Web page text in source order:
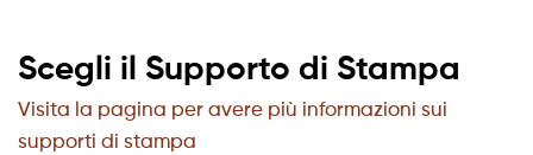
Scegli il Supporto di Stampa
Visita la pagina per avere più informazioni sui
supporti di stampa